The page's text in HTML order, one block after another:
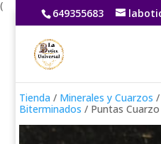
(
649355683
Tienda / Minerales y Cuarzos /
Biterminados / Puntas